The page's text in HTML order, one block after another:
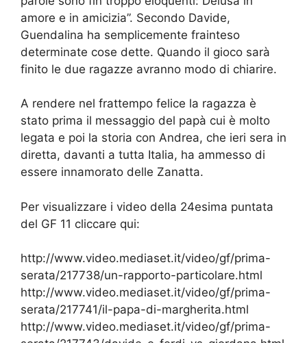
amore e in amicizia”. Secondo Davide,
Guendalina ha semplicemente frainteso
determinate cose dette. Quando il gioco sarà
finito le due ragazze avranno modo di chiarire.
A rendere nel frattempo felice la ragazza è
stato prima il messaggio del papà cui è molto
legata e poi la storia con Andrea, che ieri sera in
diretta, davanti a tutta Italia, ha ammesso di
essere innamorato delle Zanatta.
Per visualizzare i video della 24esima puntata
del GF 11 cliccare qui:
http://www.video.mediaset.it/video/gf/prima-
serata/217738/un-rapporto-particolare.html
http://www.video.mediaset.it/video/gf/prima-
serata/217741/il-papa-di-margherita.html
http://www.video.mediaset.it/video/gf/prima-